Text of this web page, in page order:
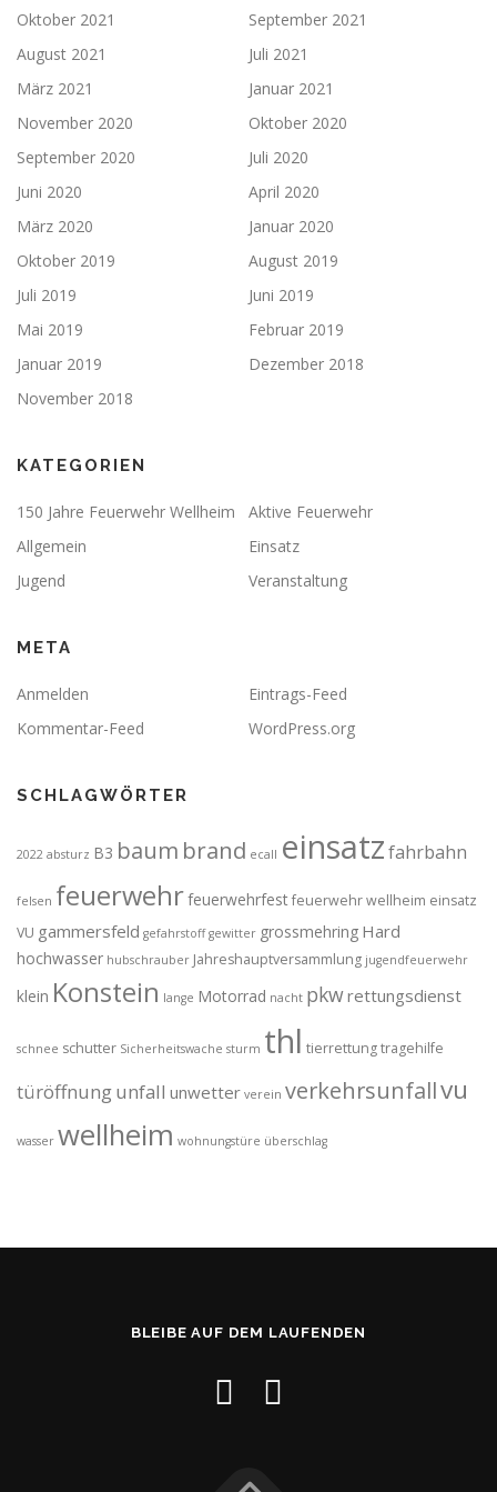
Oktober 2021
September 2021
August 2021
Juli 2021
März 2021
Januar 2021
November 2020
Oktober 2020
September 2020
Juli 2020
Juni 2020
April 2020
März 2020
Januar 2020
Oktober 2019
August 2019
Juli 2019
Juni 2019
Mai 2019
Februar 2019
Januar 2019
Dezember 2018
November 2018
KATEGORIEN
150 Jahre Feuerwehr Wellheim
Aktive Feuerwehr
Allgemein
Einsatz
Jugend
Veranstaltung
META
Anmelden
Eintrags-Feed
Kommentar-Feed
WordPress.org
SCHLAGWÖRTER
2022 absturz B3 baum brand ecall einsatzfahrbahn
felsen feuerwehrfeuerwehrfest feuerwehr wellheim einsatz
VU gammersfeld gefahrstoff gewitter grossmehring Hard
hochwasser hubschrauber Jahreshauptversammlung jugendfeuerwehr
klein Konstein lange Motorrad nacht pkwrettungsdienst
schnee schutter Sicherheitswache sturm thl tierrettungtragehilfe
türöffnungunfall unwetter verein verkehrsunfallvu
wasser wellheim wohnungstüre überschlag
BLEIBE AUF DEM LAUFENDEN